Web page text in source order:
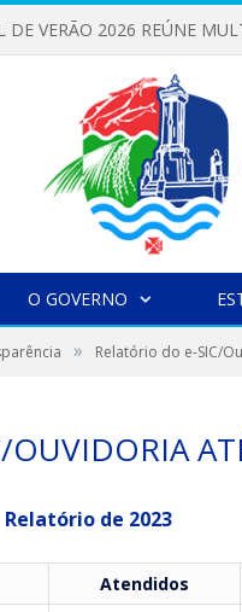
O GOVERNO
» Relatório do e-SIC/
OUVIDORIA
Relatório de 2023
Atendidos